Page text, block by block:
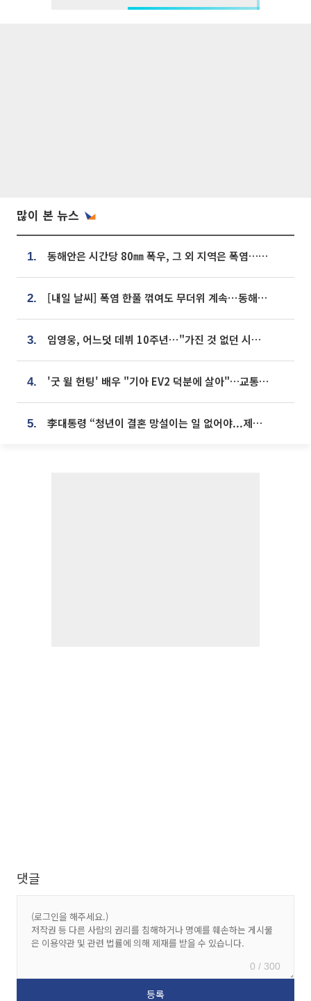
많이 본 뉴스
1. 동해안은 시간당 80㎜ 폭우, 그 외 지역은 폭염…‘극과 극 날씨’
2. [내일 날씨] 폭염 한풀 꺾여도 무더위 계속⋯동해안 이틀 연속 비
3. 임영웅, 어느덧 데뷔 10주년⋯"가진 것 없던 시절, 내 앞엔 20명의 팬뿐"
4. '굿 윌 헌팅' 배우 "기아 EV2 덕분에 살아"…교통사고 후 안전성 극찬
5. 李대통령 “청년이 결혼 망설이는 일 없어야...제도상 불이익 조사”
댓글
0 / 300